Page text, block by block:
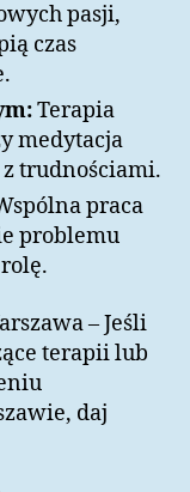
pasji,
czas
Terapia
medytacja
trudnościami.
praca
problemu
– Jeśli
terapii lub
daj